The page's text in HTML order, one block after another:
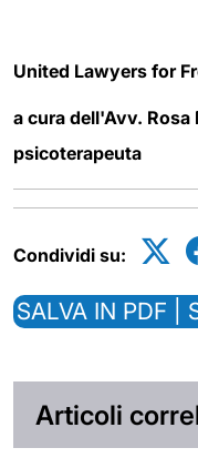
United Lawyers for
a cura dell'Avv.
psicoterapeuta
Condividi su:
SALVA IN PDF |
Articoli